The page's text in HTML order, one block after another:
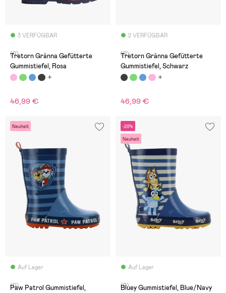
3 VERFÜGBAR
(0)
Tretorn Gränna Gefütterte
Gummistiefel, Rosa
46,99 €
2 VERFÜGBAR
(0)
Tretorn Gränna Gefütterte
Gummistiefel, Schwarz
46,99 €
Neuheit
Auf Lager
(0)
Paw Patrol Gummistiefel,
-29%
Neuheit
Auf Lager
(0)
Bluey Gummistiefel, Blue/Navy